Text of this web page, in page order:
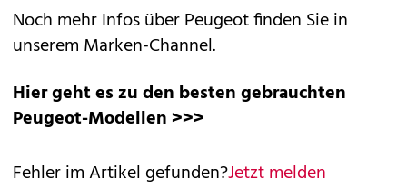
Noch mehr Infos über Peugeot finden Sie in
unserem Marken-Channel.
Hier geht es zu den besten gebrauchten
Peugeot-Modellen >>>
Fehler im Artikel gefunden?Jetzt melden